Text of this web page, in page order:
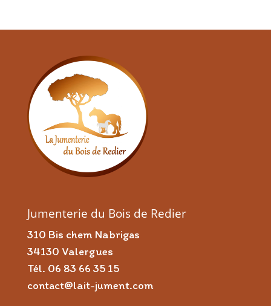
Jumenterie du Bois de Redier
310 Bis chem Nabrigas
34130 Valergues
Tél. 06 83 66 35 15
contact@lait-jument.com